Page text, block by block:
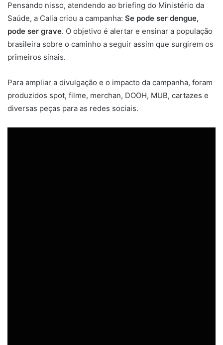
Pensando nisso, atendendo ao briefing do Ministério da
Saúde, a Calia criou a campanha: Se pode ser dengue,
pode ser grave. O objetivo é alertar e ensinar a população
brasileira sobre o caminho a seguir assim que surgirem os
primeiros sinais.
Para ampliar a divulgação e o impacto da campanha, foram
produzidos spot, filme, merchan, DOOH, MUB, cartazes e
diversas peças para as redes sociais.